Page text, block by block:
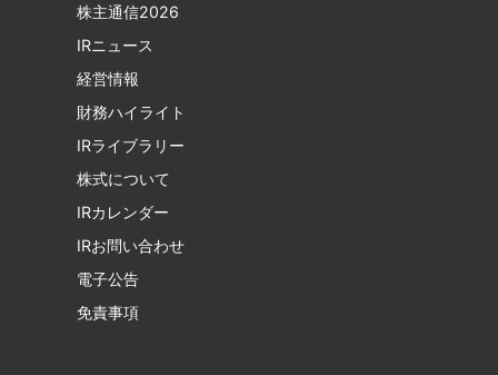
株主通信2026
IRニュース
経営情報
財務ハイライト
IRライブラリー
株式について
IRカレンダー
IRお問い合わせ
電子公告
免責事項